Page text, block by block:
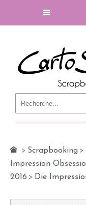
> Scrapbooking >
Impression
2016 > Die